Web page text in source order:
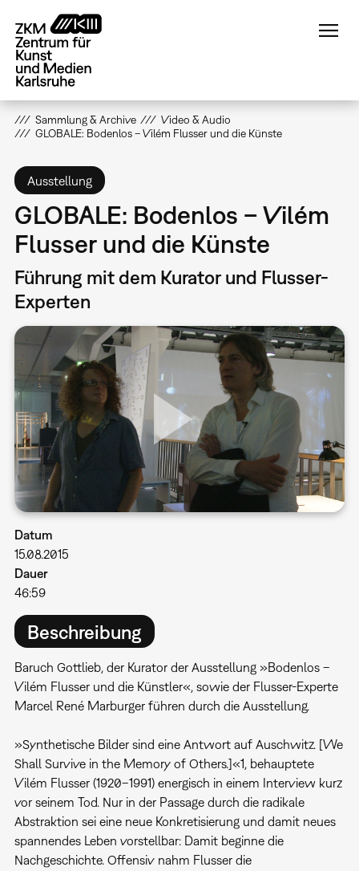
zum
Inhalt
Sammlung & Archive
Video & Audio
GLOBALE: Bodenlos – Vilém Flusser und die Künste
Ausstellung
GLOBALE: Bodenlos – Vilém
Flusser und die Künste
Führung mit dem Kurator und Flusser-
Experten
Datum
15.08.2015
Dauer
46:59
Beschreibung
Baruch Gottlieb, der Kurator der Ausstellung »Bodenlos –
Vilém Flusser und die Künstler«, sowie der Flusser-Experte
Marcel René Marburger führen durch die Ausstellung.
»Synthetische Bilder sind eine Antwort auf Auschwitz. [We
Shall Survive in the Memory of Others.]«1, behauptete
Vilém Flusser (1920–1991) energisch in einem Interview kurz
vor seinem Tod. Nur in der Passage durch die radikale
Abstraktion sei eine neue Konkretisierung und damit neues
spannendes Leben vorstellbar: Damit beginne die
Nachgeschichte. Offensiv nahm Flusser die